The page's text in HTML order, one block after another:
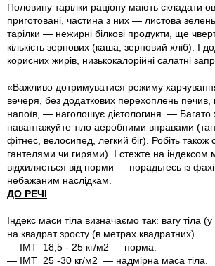
Половину тарілки раціону мають складати
приготовані, частина з них — листова
тарілки — нежирні білкові продукти, ще
кількість зернових (каша, зерновий хліб). І
корисних жирів, низькокалорійні салатні
«Важливо дотримуватися режиму
вечеря, без додаткових перехоплень печив,
напоїв, — наголошує дієтологиня. — Багато
навантажуйте тіло аеробними вправами
фітнес, велосипед, легкий біг). Робіть також
гантелями чи гирями). І стежте на індексом
відхиляється від норми — порадьтесь із
небажаним наслідкам.
ДО РЕЧІ
Індекс маси тіла визначаємо так: вагу тіла
на квадрат зросту (в метрах квадратних).
— ІМТ 18,5 - 25 кг/м2 — норма.
— ІМТ 25 -30 кг/м2 — надмірна маса тіла.